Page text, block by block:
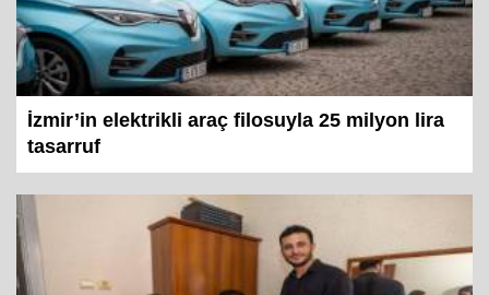
İzmir’in elektrikli araç filosuyla 25 milyon lira
tasarruf